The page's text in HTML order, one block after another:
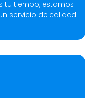
tu tiempo, estamos
servicio de calidad.